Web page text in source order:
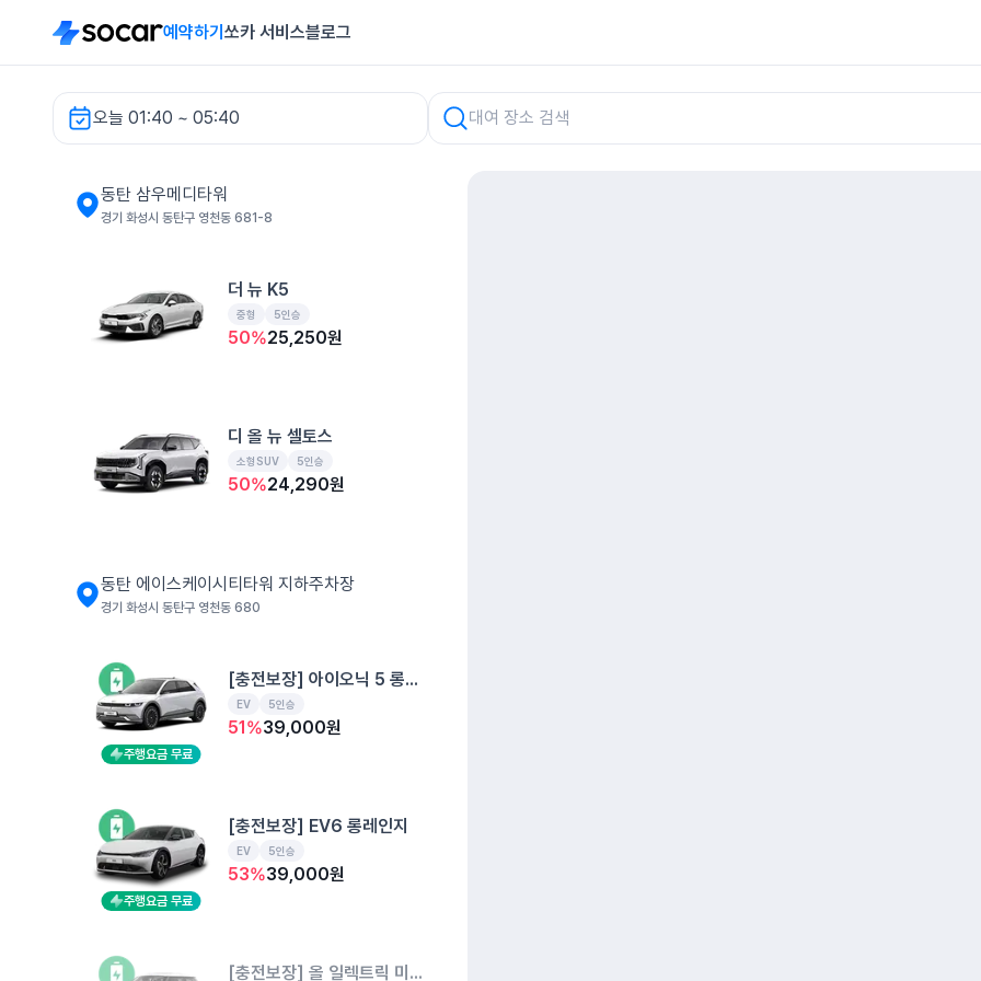
예약하기 쏘카 서비스블로그
오늘 01:40 ~ 05:40
동탄 삼우메디타워 렌터카
동탄 삼우메디타워
경기 화성시 동탄구 영천동 681-8
더 뉴 K5
중형 5인승
50%25,250원
디 올 뉴 셀토스
소형SUV 5인승
50%24,290원
동탄 에이스케이시티타워 지하주차장
경기 화성시 동탄구 영천동 680
주행요금 무료
[충전보장] 아이오닉 5 롱레인지
EV 5인승
51%39,000원
주행요금 무료
[충전보장] EV6 롱레인지
EV 5인승
53%39,000원
[충전보장] 올 일렉트릭 미니 쿠퍼